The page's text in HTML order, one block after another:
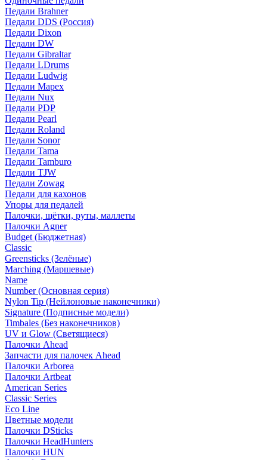
Педали Brahner
Педали DDS (Россия)
Педали Dixon
Педали DW
Педали Gibraltar
Педали LDrums
Педали Ludwig
Педали Mapex
Педали Nux
Педали PDP
Педали Pearl
Педали Roland
Педали Sonor
Педали Tama
Педали Tamburo
Педали TJW
Педали Zowag
Педали для кахонов
Упоры для педалей
Палочки, щётки, руты, маллеты
Палочки Agner
Budget (Бюджетная)
Classic
Greensticks (Зелёные)
Marching (Маршевые)
Name
Number (Основная серия)
Nylon Tip (Нейлоновые наконечники)
Signature (Подписные модели)
Timbales (Без наконечников)
UV и Glow (Светящиеся)
Палочки Ahead
Запчасти для палочек Ahead
Палочки Arborea
Палочки Artbeat
American Series
Classic Series
Eco Line
Цветные модели
Палочки DSticks
Палочки HeadHunters
Палочки HUN